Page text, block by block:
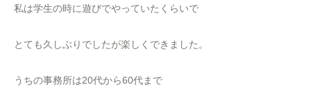
私は学生の時に遊びでやっていたくらいで
とても久しぶりでしたが楽しくできました。
うちの事務所は20代から60代まで